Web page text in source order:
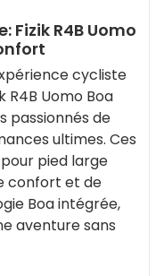
Fizik R4B Uomo
cycliste
R4B Uomo Boa
passionnés de
ultimes. Ces
pied large
confort et de
Boa intégrée,
aventure sans